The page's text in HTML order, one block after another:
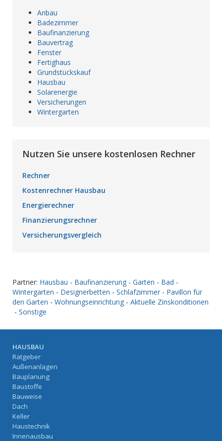
Anbau
Badezimmer
Baufinanzierung
Bauvertrag
Fenster
Fertighaus
Grundstückskauf
Hausbau
Solarenergie
Versicherungen
Wintergarten
Nutzen Sie unsere kostenlosen Rechner
Rechner
Kostenrechner Hausbau
Energierechner
Finanzierungsrechner
Versicherungsvergleich
Partner: Hausbau - Baufinanzierung - Garten - Bad -
Wintergarten - Designerbetten - Schlafzimmer - Pavillon für
den Garten - Wohnungseinrichtung - Aktuelle Zinskonditionen
- Sonstige
HAUSBAU
Ratgeber
Außenanlagen
Bauplanung
Baustoffe
Bauweise
Dach
Keller
Haustechnik
Innenausbau